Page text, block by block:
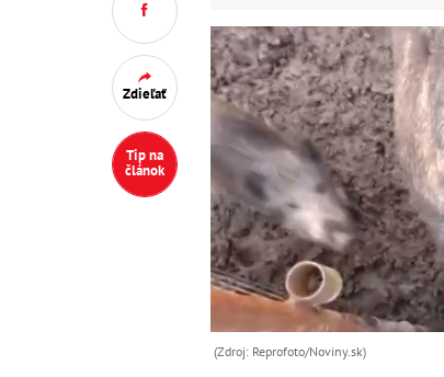
Zdieľať
Tip na
článok
(Zdroj: Reprofoto/Noviny.sk)